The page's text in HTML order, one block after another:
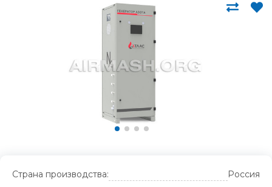
Страна производства:
Россия